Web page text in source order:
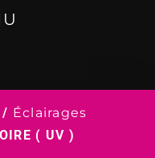
/ Éclairages
( UV )